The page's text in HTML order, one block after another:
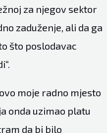
za njegov sektor
zaduženje, ali da ga
što poslodavac
moje radno mjesto
onda uzimao platu
da bi bilo